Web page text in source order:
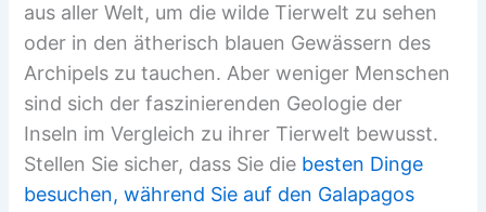
aus aller Welt, um die wilde Tierwelt zu sehen
oder in den ätherisch blauen Gewässern des
Archipels zu tauchen. Aber weniger Menschen
sind sich der faszinierenden Geologie der
Inseln im Vergleich zu ihrer Tierwelt bewusst.
Stellen Sie sicher, dass Sie die besten Dinge
besuchen, während Sie auf den Galapagos